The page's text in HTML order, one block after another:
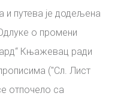
путева је додељена
о промени
Књажевац ради
(''Сл. Лист
отпочело са